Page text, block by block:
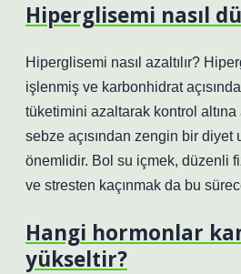
Hiperglisemi nasıl
Hiperglisemi nasıl azaltılır?
işlenmiş ve karbonhidrat
tüketimini azaltarak kontrol altına
sebze açısından zengin bir diyet
önemlidir. Bol su içmek, düzenli
ve stresten kaçınmak da bu
Hangi hormonlar
yükseltir?